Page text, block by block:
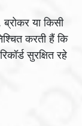
या किसी
करती हैं कि
सुरक्षित रहे